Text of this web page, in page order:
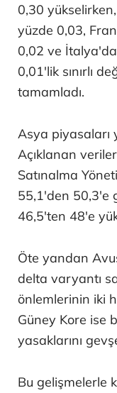
0,30
yüzde 0,03,
0,02 ve
0,01'lik sınırlı
tamamladı.
Asya piyasaları
Açıklanan
Satınalma
55,1'den 50,3'e
46,5'ten 48'e
Öte yandan
delta varyantı
önlemlerinin iki
Güney Kore ise
yasaklarını
Bu gelişmelerle